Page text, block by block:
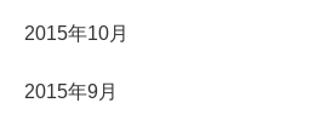
2015年10月
2015年9月